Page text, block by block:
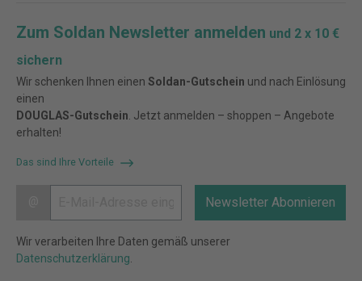
Zum Soldan Newsletter anmelden und 2 x 10 €
sichern
Wir schenken Ihnen einen Soldan-Gutschein und nach Einlösung
einen
DOUGLAS-Gutschein . Jetzt anmelden – shoppen – Angebote
erhalten!
Das sind Ihre Vorteile
Newsletter Abonnieren
Wir verarbeiten Ihre Daten gemäß unserer
Datenschutzerklärung